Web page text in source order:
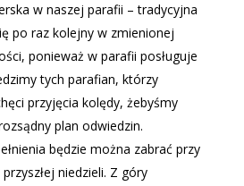
w naszej parafii – tradycyjna
po raz kolejny w zmienionej
ponieważ w parafii posługuje
tych parafian, którzy
przyjęcia kolędy, żebyśmy
plan odwiedzin.
będzie można zabrać przy
niedzieli. Z góry